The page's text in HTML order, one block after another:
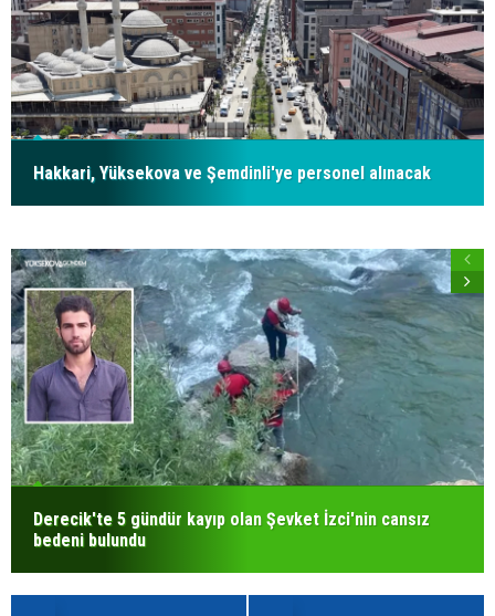
Hakkari, Yüksekova ve Şemdinli'ye personel alınacak
Derecik'te 5 gündür kayıp olan Şevket İzci'nin cansız
bedeni bulundu